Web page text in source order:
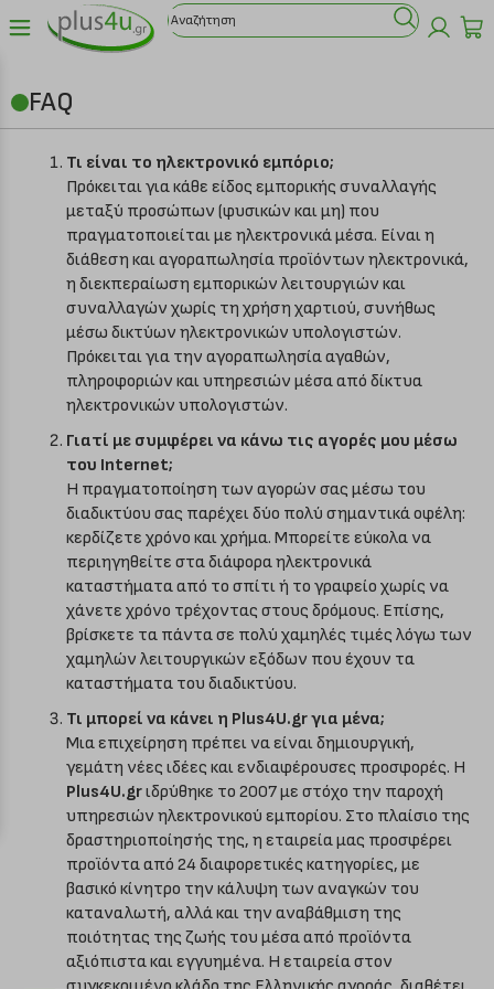
FAQ
Τι είναι το ηλεκτρονικό εμπόριο;
Πρόκειται για κάθε είδος εμπορικής συναλλαγής
μεταξύ προσώπων (φυσικών και μη) που
πραγματοποιείται με ηλεκτρονικά μέσα. Είναι η
διάθεση και αγοραπωλησία προϊόντων ηλεκτρονικά,
η διεκπεραίωση εμπορικών λειτουργιών και
συναλλαγών χωρίς τη χρήση χαρτιού, συνήθως
μέσω δικτύων ηλεκτρονικών υπολογιστών.
Πρόκειται για την αγοραπωλησία αγαθών,
πληροφοριών και υπηρεσιών μέσα από δίκτυα
ηλεκτρονικών υπολογιστών.
Γιατί με συμφέρει να κάνω τις αγορές μου μέσω
του Internet;
Η πραγματοποίηση των αγορών σας μέσω του
διαδικτύου σας παρέχει δύο πολύ σημαντικά οφέλη:
κερδίζετε χρόνο και χρήμα. Μπορείτε εύκολα να
περιηγηθείτε στα διάφορα ηλεκτρονικά
καταστήματα από το σπίτι ή το γραφείο χωρίς να
χάνετε χρόνο τρέχοντας στους δρόμους. Επίσης,
βρίσκετε τα πάντα σε πολύ χαμηλές τιμές λόγω των
χαμηλών λειτουργικών εξόδων που έχουν τα
καταστήματα του διαδικτύου.
Τι μπορεί να κάνει η Plus4U.gr για μένα;
Μια επιχείρηση πρέπει να είναι δημιουργική,
γεμάτη νέες ιδέες και ενδιαφέρουσες προσφορές. Η
Plus4U.grιδρύθηκε το 2007 με στόχο την παροχή
υπηρεσιών ηλεκτρονικού εμπορίου. Στο πλαίσιο της
δραστηριοποίησής της, η εταιρεία μας προσφέρει
προϊόντα από 24 διαφορετικές κατηγορίες, με
βασικό κίνητρο την κάλυψη των αναγκών του
καταναλωτή, αλλά και την αναβάθμιση της
ποιότητας της ζωής του μέσα από προϊόντα
αξιόπιστα και εγγυημένα. Η εταιρεία στον